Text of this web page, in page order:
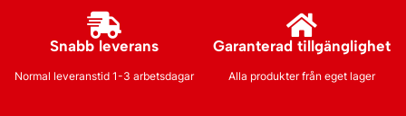
Snabb leverans
Normal leveranstid 1-3 arbetsdagar
Garanterad tillgänglighet
Alla produkter från eget lager